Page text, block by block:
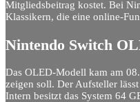
Mitgliedsbeitrag kostet. Bei
Klassikern, die eine online-
Nintendo Switch
Das OLED-Modell kam am
zeigen soll. Der Aufsteller
Intern besitzt das System 64